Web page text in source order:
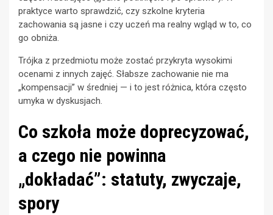
praktyce warto sprawdzić, czy szkolne kryteria
zachowania są jasne i czy uczeń ma realny wgląd w to, co
go obniża.
Trójka z przedmiotu może zostać przykryta wysokimi
ocenami z innych zajęć. Słabsze zachowanie nie ma
„kompensacji” w średniej — i to jest różnica, która często
umyka w dyskusjach.
Co szkoła może doprecyzować,
a czego nie powinna
„dokładać”: statuty, zwyczaje,
spory